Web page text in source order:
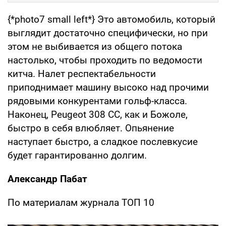
{*photo7 small left*} Это автомобиль, который
выглядит достаточно специфически, но при
этом не выбивается из общего потока
настолько, чтобы проходить по ведомости
китча. Налет респектабельности
приподнимает машину высоко над прочими
рядовыми конкурентами гольф-класса.
Наконец, Peugeot 308 CC, как и Божоле,
быстро в себя влюбляет. Опьянение
наступает быстро, а сладкое послевкусие
будет гарантированно долгим.
Александр Пабат
По материалам журнала ТОП 10